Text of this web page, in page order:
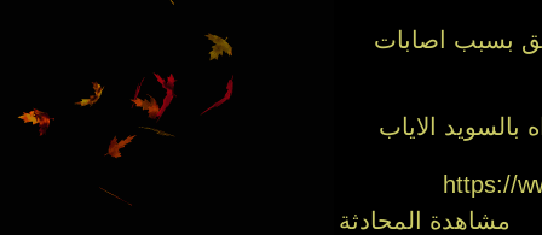
2014 تاهل للملحق بسبب اصابات
بالسويد الاياب
https://
مشاهدة المحادثة